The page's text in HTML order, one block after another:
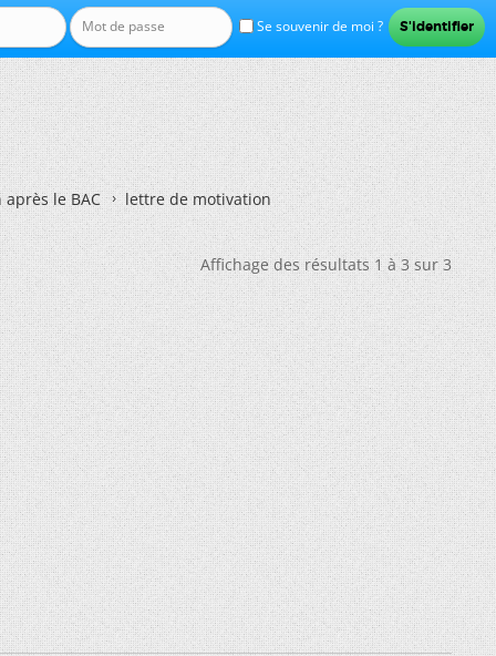
Se souvenir de moi ?
le BAC lettre de motivation
Affichage des résultats 1 à 3 sur 3